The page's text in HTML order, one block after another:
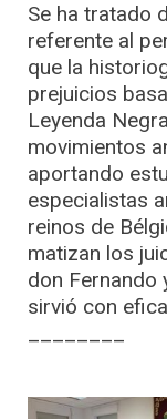
Se ha tratado
referente al
que la
prejuicios
Leyenda
movimientos
aportando
especialistas
reinos de
matizan los
don Fernando
sirvió con